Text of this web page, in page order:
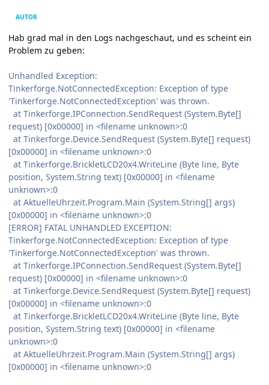
AUTOR
Hab grad mal in den Logs nachgeschaut, und es scheint ein
Problem zu geben:
Unhandled Exception:
Tinkerforge.NotConnectedException: Exception of type
'Tinkerforge.NotConnectedException' was thrown.
at Tinkerforge.IPConnection.SendRequest (System.Byte[]
request) [0x00000] in <filename unknown>:0
at Tinkerforge.Device.SendRequest (System.Byte[] request)
[0x00000] in <filename unknown>:0
at Tinkerforge.BrickletLCD20x4.WriteLine (Byte line, Byte
position, System.String text) [0x00000] in <filename
unknown>:0
at AktuelleUhrzeit.Program.Main (System.String[] args)
[0x00000] in <filename unknown>:0
[ERROR] FATAL UNHANDLED EXCEPTION:
Tinkerforge.NotConnectedException: Exception of type
'Tinkerforge.NotConnectedException' was thrown.
at Tinkerforge.IPConnection.SendRequest (System.Byte[]
request) [0x00000] in <filename unknown>:0
at Tinkerforge.Device.SendRequest (System.Byte[] request)
[0x00000] in <filename unknown>:0
at Tinkerforge.BrickletLCD20x4.WriteLine (Byte line, Byte
position, System.String text) [0x00000] in <filename
unknown>:0
at AktuelleUhrzeit.Program.Main (System.String[] args)
[0x00000] in <filename unknown>:0